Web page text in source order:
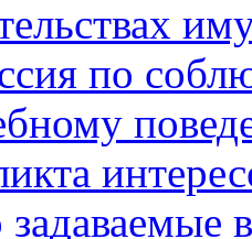
по
задаваемые